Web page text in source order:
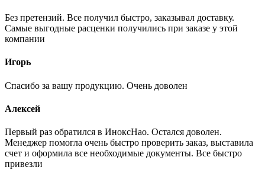
Без претензий. Все получил быстро, заказывал доставку.
Самые выгодные расценки получились при заказе у этой
компании
Игорь
Спасибо за вашу продукцию. Очень доволен
Алексей
Первый раз обратился в ИноксНао. Остался доволен.
Менеджер помогла очень быстро проверить заказ, выставила
счет и оформила все необходимые документы. Все быстро
привезли